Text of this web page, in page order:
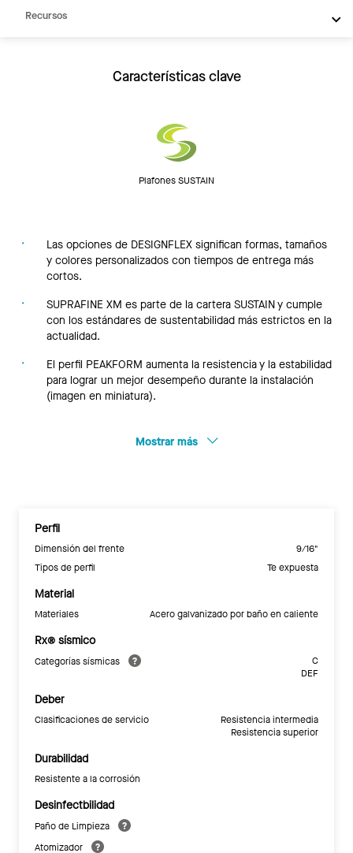
Recursos
Características clave
Plafones SUSTAIN
Las opciones de DESIGNFLEX significan formas, tamaños
y colores personalizados con tiempos de entrega más
cortos.
SUPRAFINE XM es parte de la cartera SUSTAIN y cumple
con los estándares de sustentabilidad más estrictos en la
actualidad.
El perfil PEAKFORM aumenta la resistencia y la estabilidad
para lograr un mejor desempeño durante la instalación
(imagen en miniatura).
Mostrar más
Perfil
Dimensión del frente
9/16"
Tipos de perfil
Te expuesta
Material
Materiales Acero galvanizado por baño en caliente
Rx® sísmico
Categorías sísmicas
C
DEF
Deber
Clasificaciones de servicio
Resistencia intermedia
Resistencia superior
Durabilidad
Resistente a la corrosión
Desinfectbilidad
Paño de Limpieza
Atomizador